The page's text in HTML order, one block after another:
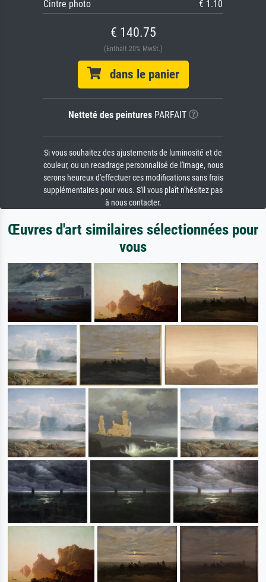
Cintre photo € 1.10
€ 140.75
(Enthält 20% MwSt.)
dans le panier
Netteté des peinturesPARFAIT
Si vous souhaitez des ajustements de luminosité et de
couleur, ou un recadrage personnalisé de l'image, nous
serons heureux d'effectuer ces modifications sans frais
supplémentaires pour vous. S'il vous plaît n'hésitez pas
à nous contacter.
Œuvres d'art similaires sélectionnées pour
vous